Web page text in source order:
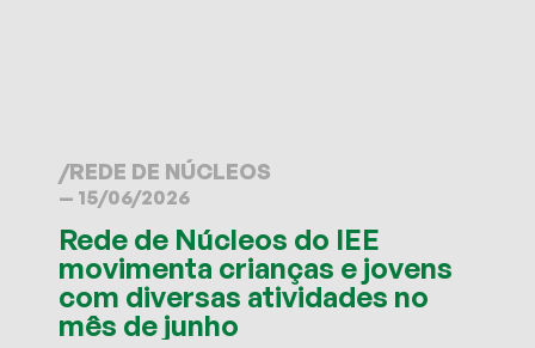
/REDE DE NÚCLEOS
— 15/06/2026
Rede de Núcleos do IEE
movimenta crianças e jovens
com diversas atividades no
mês de junho